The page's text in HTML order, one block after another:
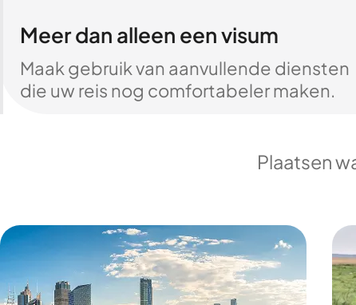
Meer dan alleen een visum
Maak gebruik van aanvullende diensten
die uw reis nog comfortabeler maken.
Plaatsen